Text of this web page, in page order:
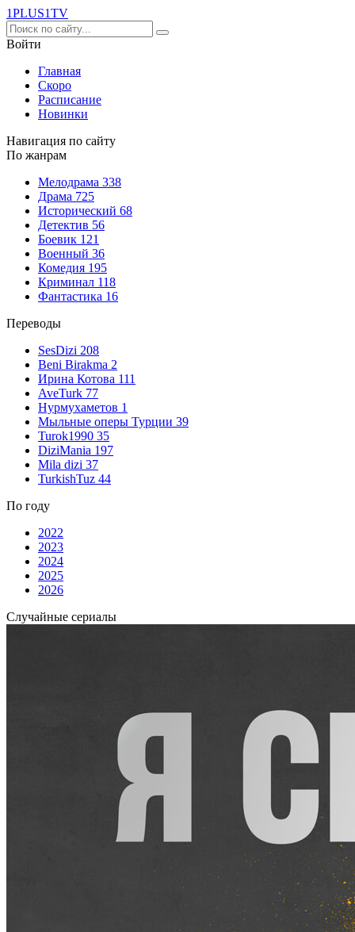
1PLUS1TV
Войти
Главная
Скоро
Расписание
Новинки
Навигация по сайту
По жанрам
Мелодрама 338
Драма 725
Исторический 68
Детектив 56
Боевик 121
Военный 36
Комедия 195
Криминал 118
Фантастика 16
Переводы
SesDizi 208
Beni Birakma 2
Ирина Котова 111
AveTurk 77
Нурмухаметов 1
Мыльные оперы Турции 39
Turok1990 35
DiziMania 197
Mila dizi 37
TurkishTuz 44
По году
2022
2023
2024
2025
2026
Случайные сериалы